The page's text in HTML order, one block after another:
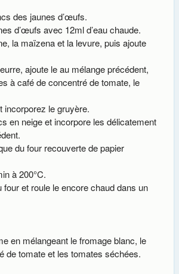
des jaunes d’œufs.
d’œufs avec 12ml d’eau chaude.
la maïzena et la levure, puis ajoute
ajoute le au mélange précédent,
à café de concentré de tomate, le
incorporez le gruyère.
en neige et incorpore les délicatement
du four recouverte de papier
à 200°C.
four et roule le encore chaud dans un
en mélangeant le fromage blanc, le
de tomate et les tomates séchées.